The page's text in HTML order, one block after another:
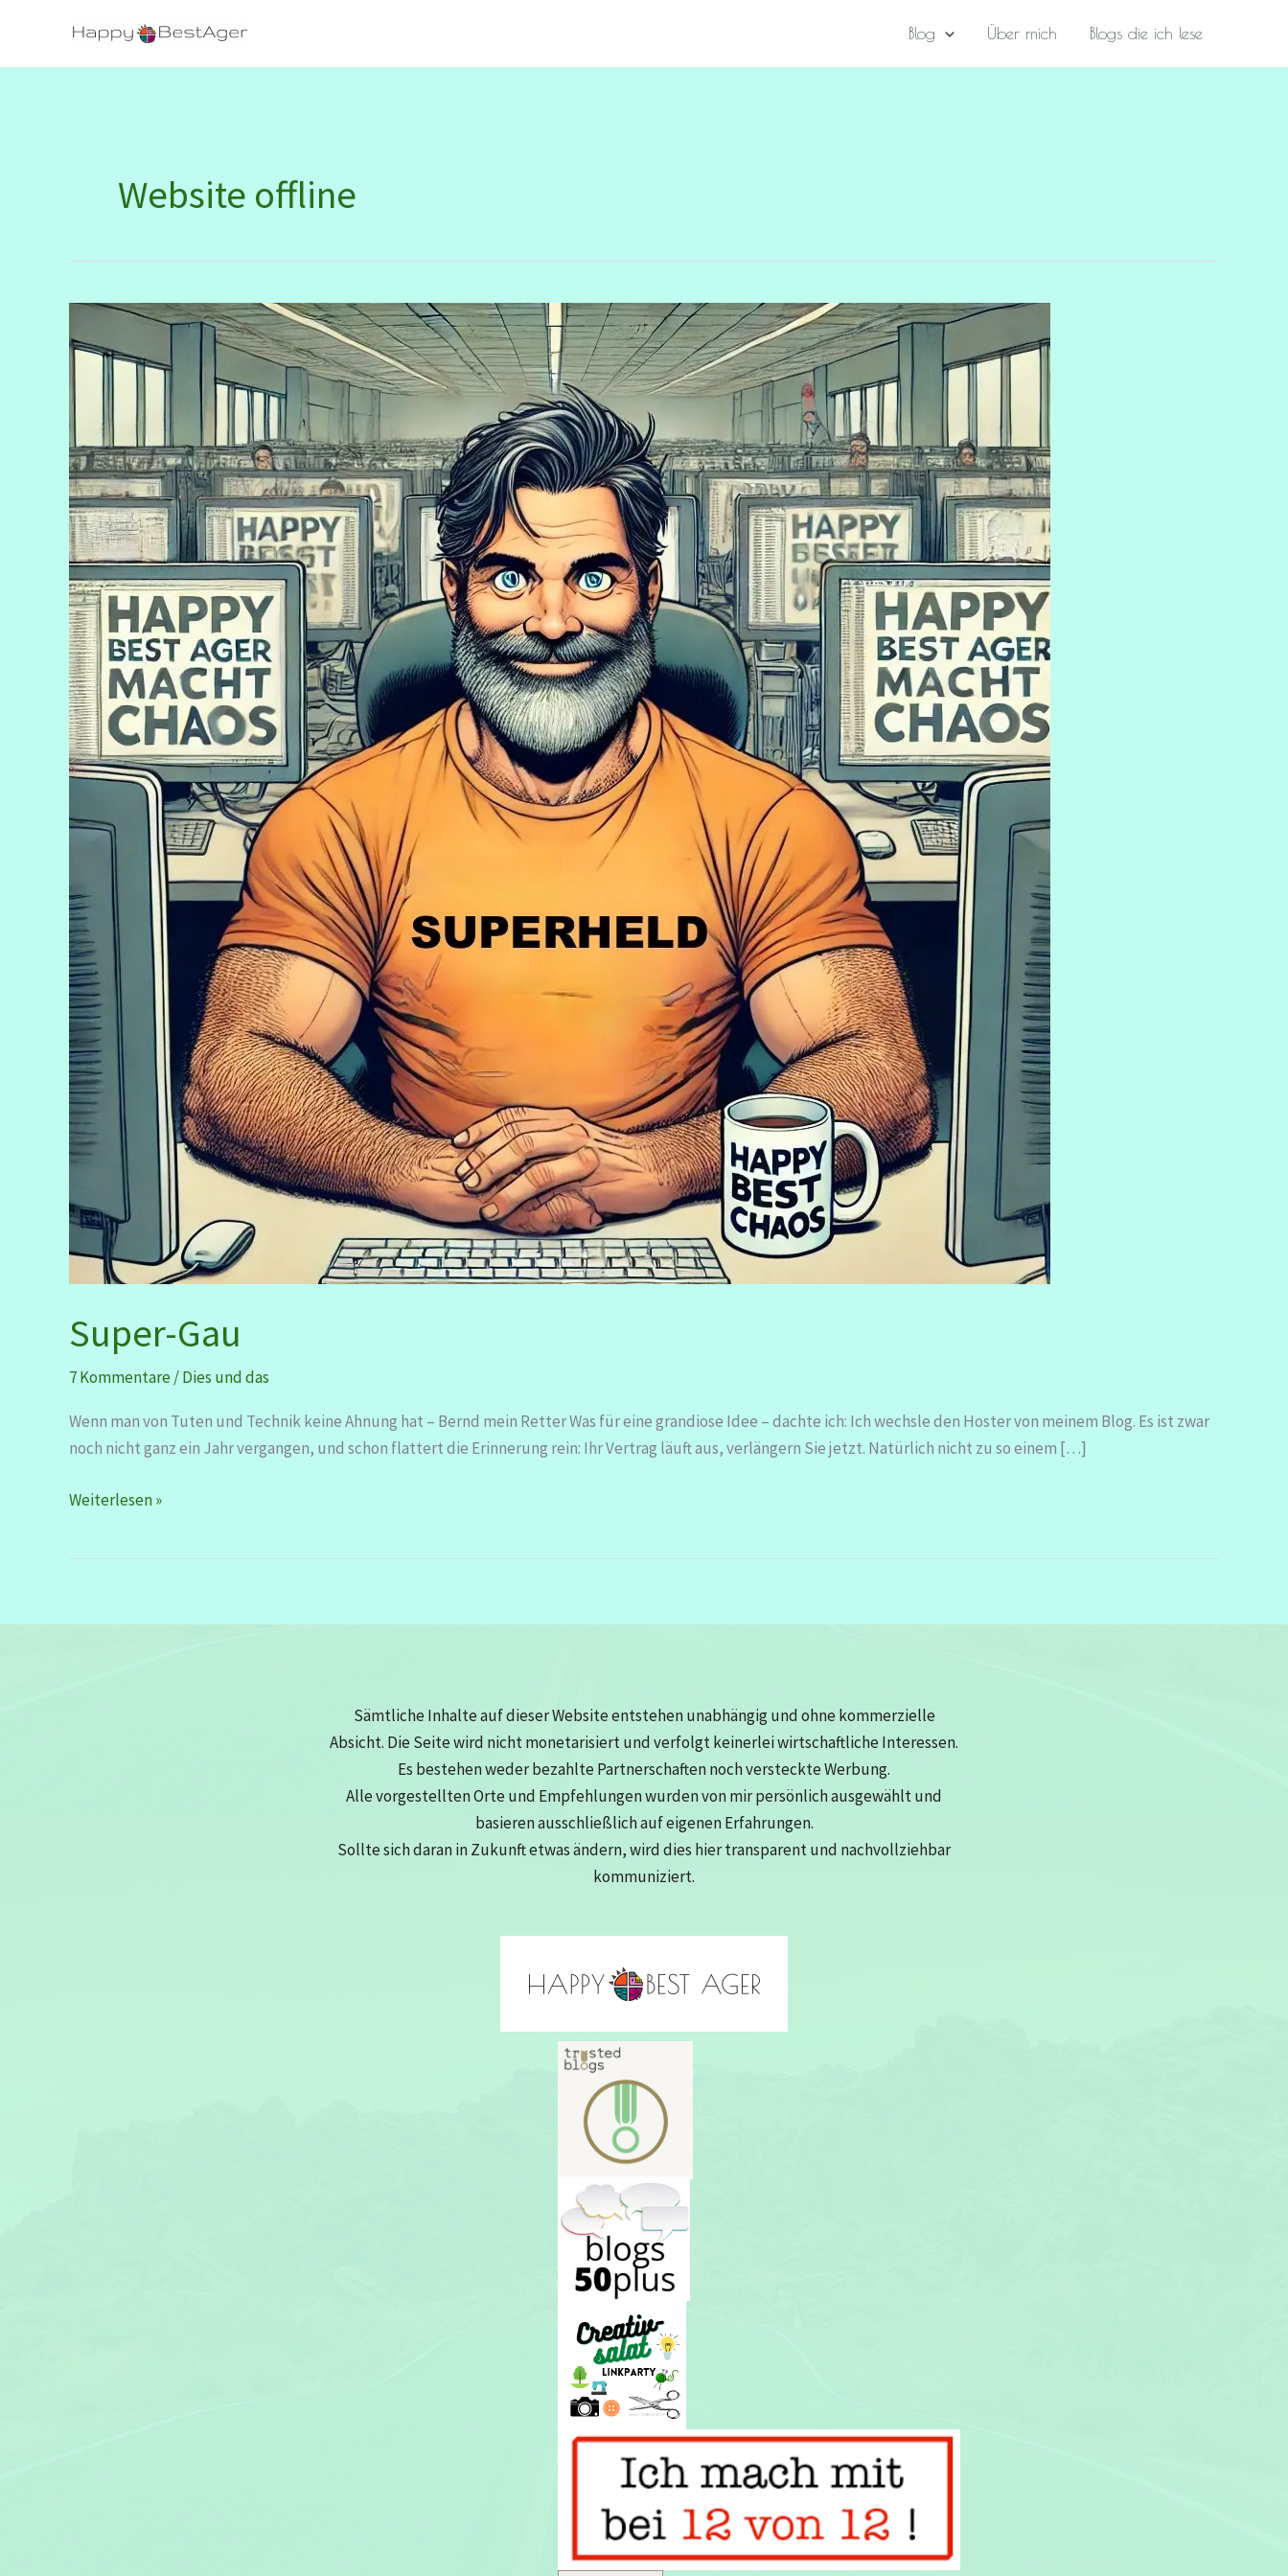
springen
Blog Über mich Blogs die ich lese
Website offline
Super-Gau
7 Kommentare/Dies und das
Wenn man von Tuten und Technik keine Ahnung hat – Bernd mein Retter Was für eine grandiose Idee – dachte ich: Ich wechsle den Hoster von meinem Blog. Es ist zwar
noch nicht ganz ein Jahr vergangen, und schon flattert die Erinnerung rein: Ihr Vertrag läuft aus, verlängern Sie jetzt. Natürlich nicht zu so einem […]
Super-
Weiterlesen »
Sämtliche Inhalte auf dieser Website entstehen unabhängig und ohne kommerzielle
Absicht. Die Seite wird nicht monetarisiert und verfolgt keinerlei wirtschaftliche Interessen.
Es bestehen weder bezahlte Partnerschaften noch versteckte Werbung.
Alle vorgestellten Orte und Empfehlungen wurden von mir persönlich ausgewählt und
basieren ausschließlich auf eigenen Erfahrungen.
Sollte sich daran in Zukunft etwas ändern, wird dies hier transparent und nachvollziehbar
kommuniziert.